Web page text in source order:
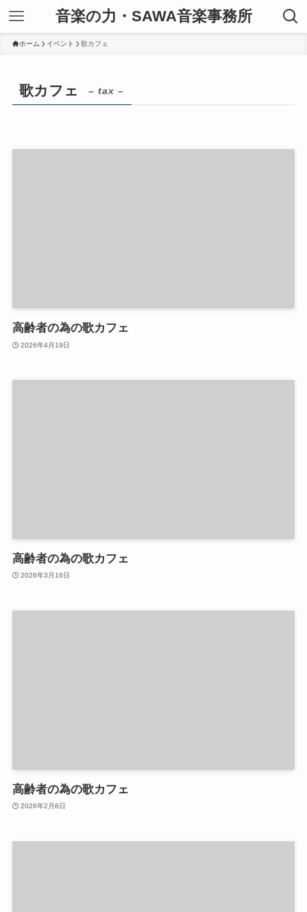
音楽の力・SAWA音楽事務所
ホーム イベント 歌カフェ
歌カフェ – tax –
高齢者の為の歌カフェ
2026年4月19日
高齢者の為の歌カフェ
2026年3月16日
高齢者の為の歌カフェ
2026年2月6日